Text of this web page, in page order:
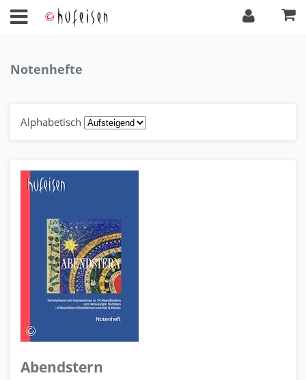
Notenhefte
Alphabetisch
Abendstern